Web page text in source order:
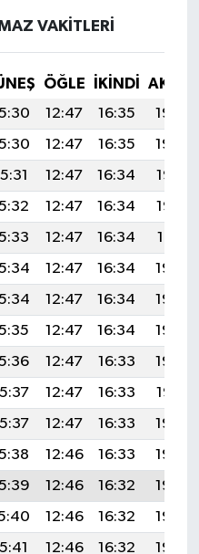
VAKITLERI
ÖĞLE İKINDI
12:47 16:35
19:54
12:47 16:35
19:54
12:47 16:34
19:53
12:47 16:34
19:52
12:47 16:34
19:51
12:47 16:34
19:50
12:47 16:34
19:49
12:47 16:34
19:49
12:47 16:33
19:48
12:47 16:33
19:47
12:47 16:33
19:46
12:46 16:33
19:45
12:46 16:32
19:44
12:46 16:32
19:43
12:46 16:32 19:42